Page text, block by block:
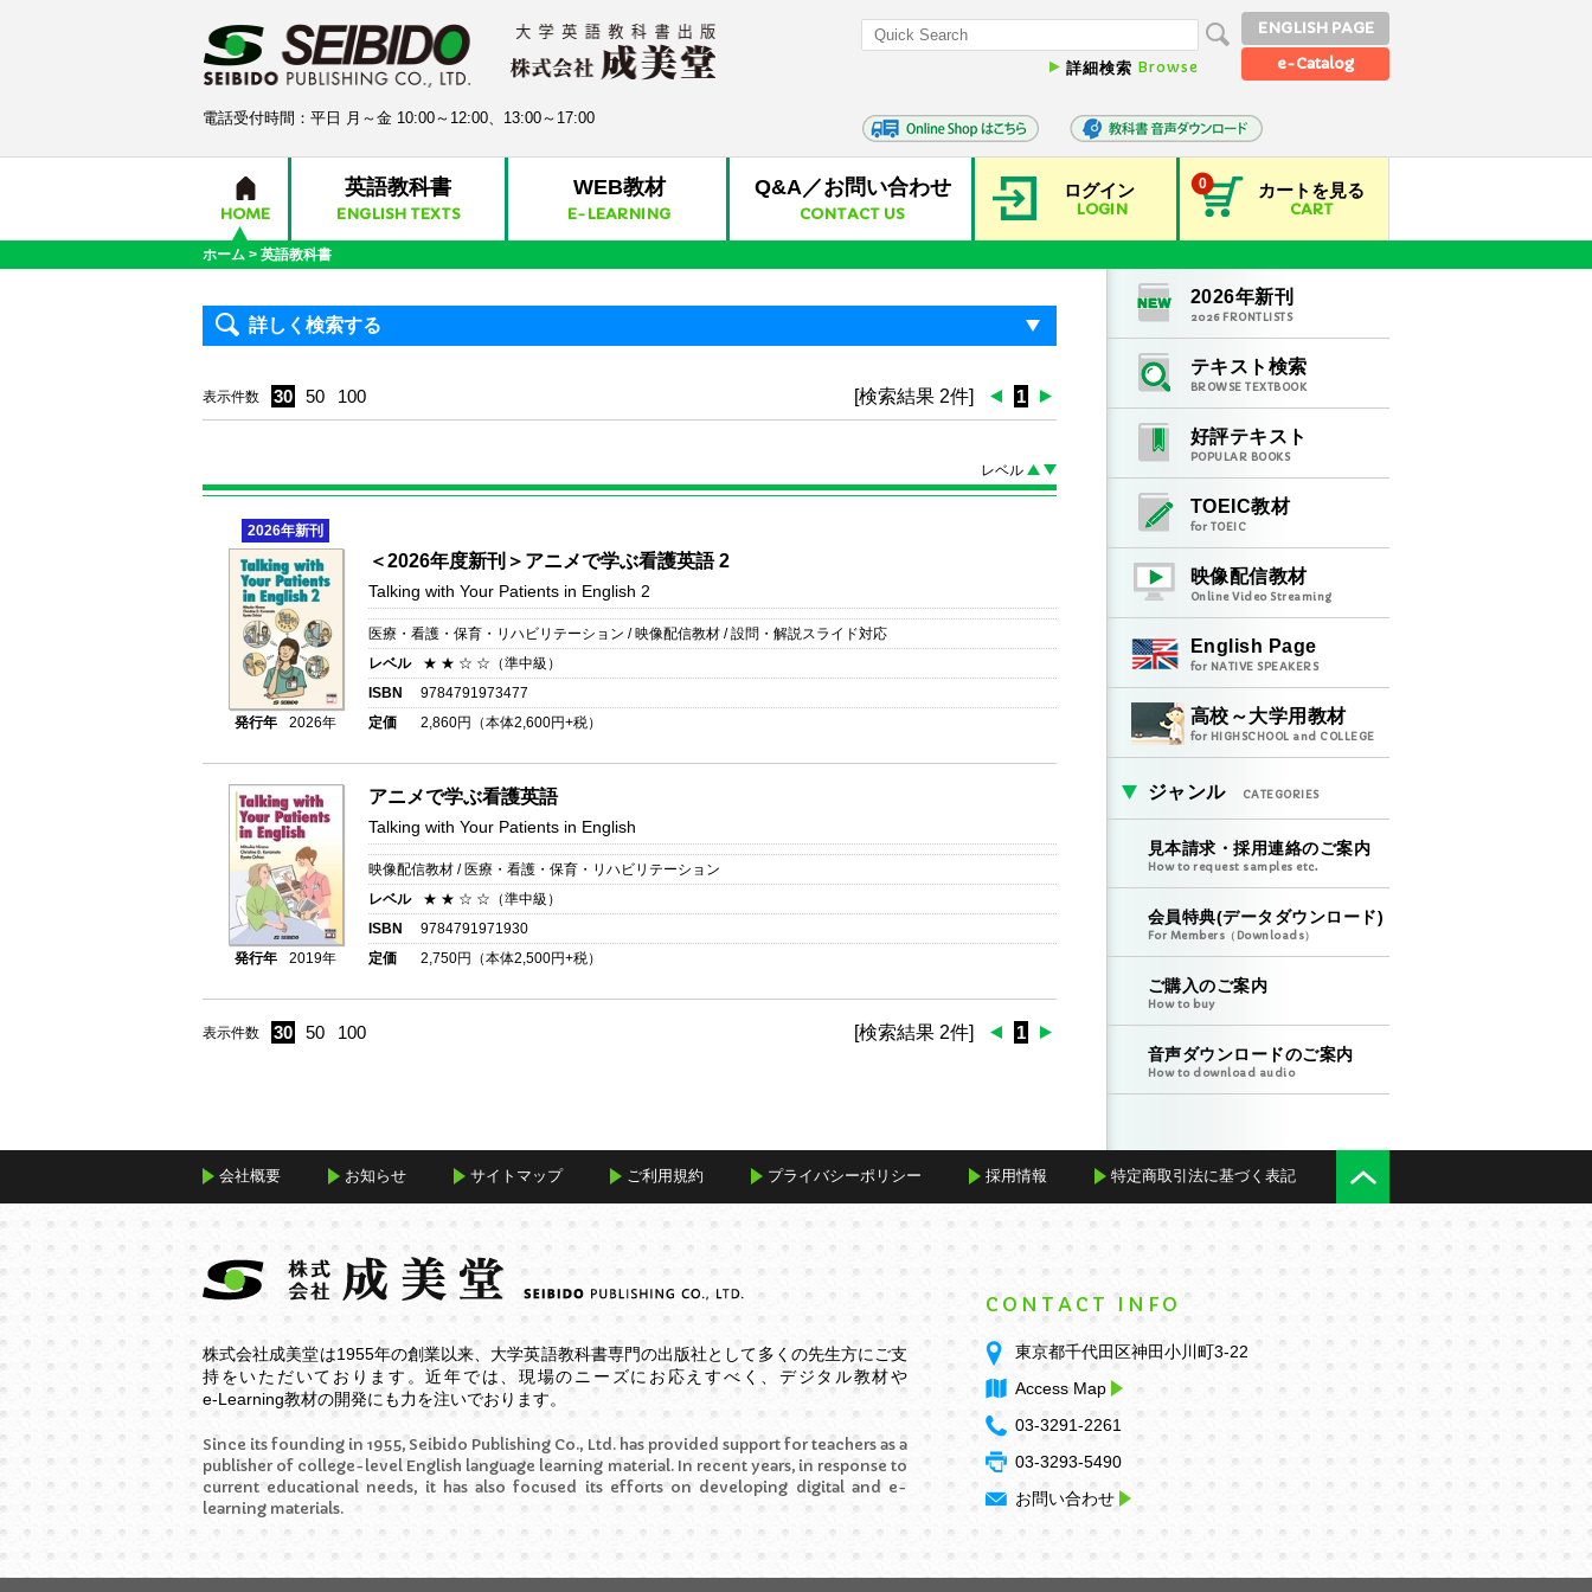
詳細検索 Browse
ENGLISH PAGE
e-Catalog
電話受付時間：平日 月～金 10:00～12:00、13:00～17:00
HOME
英語教科書
ENGLISH TEXTS
WEB教材
E-LEARNING
Q&A／お問い合わせ
CONTACT US
ログイン
LOGIN
カートを見る
CART
0
ホーム > 英語教科書
詳しく検索する
表示件数 30 50 100 [検索結果 2件] 1
レベル
2026年新刊
発行年 2026年
＜2026年度新刊＞アニメで学ぶ看護英語 2
Talking with Your Patients in English 2
医療・看護・保育・リハビリテーション / 映像配信教材 / 設問・解説スライド対応
レベル
★ ★ ☆ ☆（準中級）
ISBN
9784791973477
定価
2,860円（本体2,600円+税）
発行年 2019年
アニメで学ぶ看護英語
Talking with Your Patients in English
映像配信教材 / 医療・看護・保育・リハビリテーション
レベル
★ ★ ☆ ☆（準中級）
ISBN
9784791971930
定価
2,750円（本体2,500円+税）
表示件数 30 50 100 [検索結果 2件] 1
2026年新刊
2026FRONTLISTS
テキスト検索
BROWSE TEXTBOOK
好評テキスト
POPULAR BOOKS
TOEIC教材
for TOEIC
映像配信教材
Online Video Streaming
English Page
for NATIVE SPEAKERS
高校～大学用教材
for HIGHSCHOOL and COLLEGE
ジャンル CATEGORIES
見本請求・採用連絡のご案内
How to request samples etc.
会員特典(データダウンロード)
For Members（Downloads）
ご購入のご案内
How to buy
音声ダウンロードのご案内
How to download audio
会社概要 お知らせ サイトマップ ご利用規約 プライバシーポリシー 採用情報 特定商取引法に基づく表記
株式会社成美堂は1955年の創業以来、大学英語教科書専門の出版社として多くの先生方にご支
持をいただいております。近年では、現場のニーズにお応えすべく、デジタル教材や
e-Learning教材の開発にも力を注いでおります。
Since its founding in 1955, Seibido Publishing Co., Ltd. has provided support for teachers as a
publisher of college-level English language learning material. In recent years, in response to
current educational needs, it has also focused its efforts on developing digital and e-
learning materials.
CONTACT INFO
東京都千代田区神田小川町3-22
Access Map
03-3291-2261
03-3293-5490
お問い合わせ